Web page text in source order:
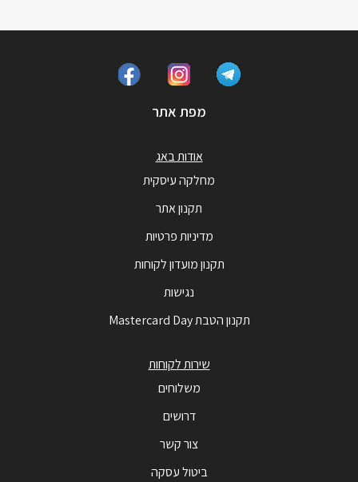
מפת אתר
אודות באג
מחלקה עיסקית
תקנון אתר
מדיניות פרטיות
תקנון מועדון לקוחות
נגישות
תקנון הטבת Mastercard Day
שירות לקוחות
משלוחים
דרושים
צור קשר
ביטול עסקה